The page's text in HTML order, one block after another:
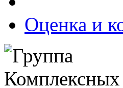
Оценка и